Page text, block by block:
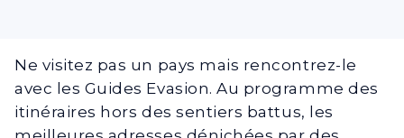
Ne visitez pas un pays mais rencontrez-le
avec les Guides Evasion. Au programme des
itinéraires hors des sentiers battus, les